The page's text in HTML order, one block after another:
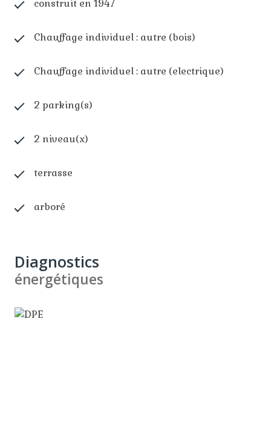
construit en 1947
Chauffage individuel : autre (bois)
Chauffage individuel : autre (electrique)
2 parking(s)
2 niveau(x)
terrasse
arboré
Diagnostics
énergétiques